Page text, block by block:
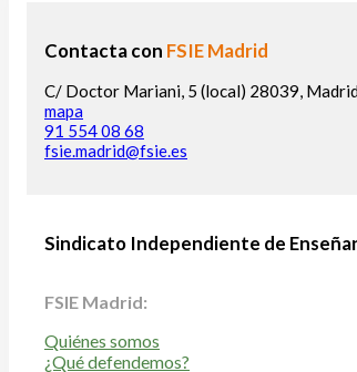
Contacta con FSIE Madrid
C/ Doctor Mariani, 5 (local) 28039,
mapa
91 554 08 68
fsie.madrid@fsie.es
Sindicato Independiente de
FSIE Madrid:
Quiénes somos
¿Qué defendemos?